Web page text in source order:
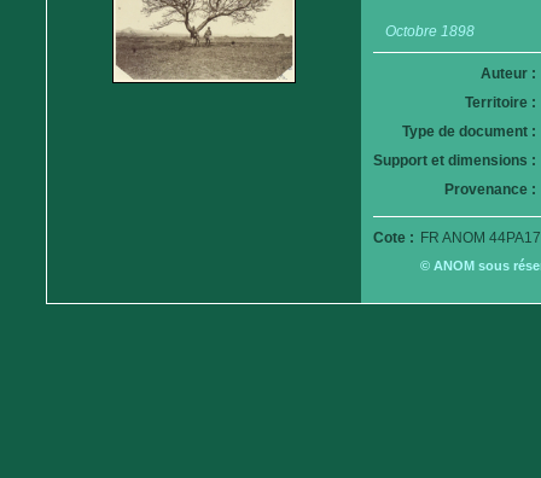
Octobre 1898
Auteur :
Territoire :
Type de document :
Support et dimensions :
Provenance :
Cote : FR ANOM
© ANOM sous